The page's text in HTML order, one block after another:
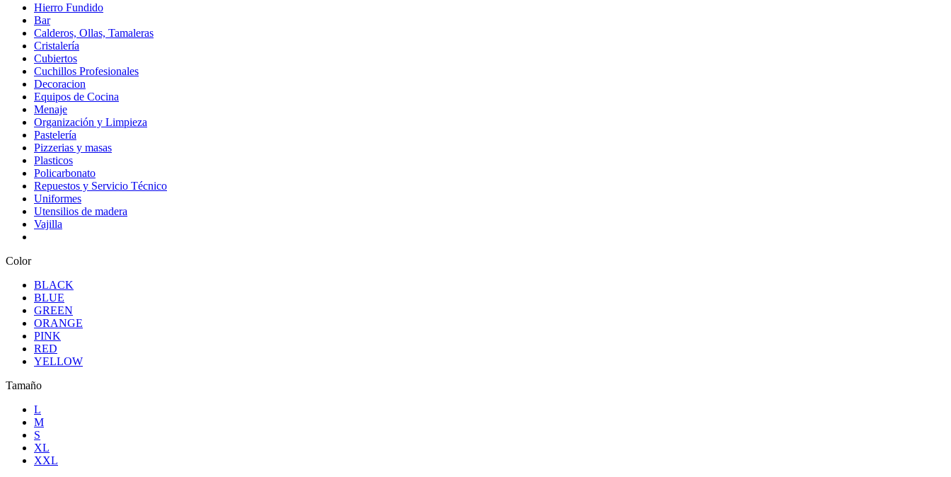
Hierro Fundido
Bar
Calderos, Ollas, Tamaleras
Cristalería
Cubiertos
Cuchillos Profesionales
Decoracion
Equipos de Cocina
Menaje
Organización y Limpieza
Pastelería
Pizzerias y masas
Plasticos
Policarbonato
Repuestos y Servicio Técnico
Uniformes
Utensilios de madera
Vajilla
Color
BLACK
BLUE
GREEN
ORANGE
PINK
RED
YELLOW
Tamaño
L
M
S
XL
XXL